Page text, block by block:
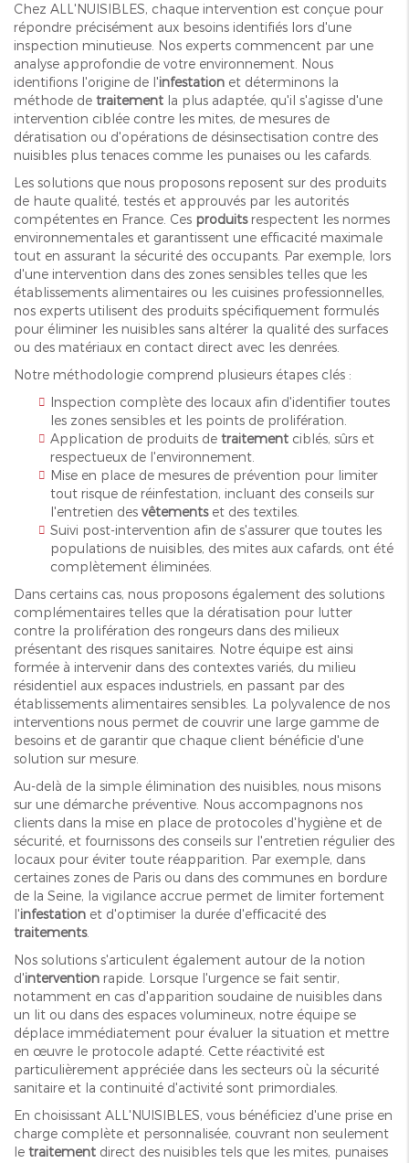
Chez ALL'NUISIBLES, chaque intervention est conçue pour
répondre précisément aux besoins identifiés lors d'une
inspection minutieuse. Nos experts commencent par une
analyse approfondie de votre environnement. Nous
identifions l'origine de l'infestation et déterminons la
méthode de traitement la plus adaptée, qu'il s'agisse d'une
intervention ciblée contre les mites, de mesures de
dératisation ou d'opérations de désinsectisation contre des
nuisibles plus tenaces comme les punaises ou les cafards.
Les solutions que nous proposons reposent sur des produits
de haute qualité, testés et approuvés par les autorités
compétentes en France. Ces produitsrespectent les normes
environnementales et garantissent une efficacité maximale
tout en assurant la sécurité des occupants. Par exemple, lors
d'une intervention dans des zones sensibles telles que les
établissements alimentaires ou les cuisines professionnelles,
nos experts utilisent des produits spécifiquement formulés
pour éliminer les nuisibles sans altérer la qualité des surfaces
ou des matériaux en contact direct avec les denrées.
Notre méthodologie comprend plusieurs étapes clés :
Inspection complète des locaux afin d'identifier toutes
les zones sensibles et les points de prolifération.
Application de produits de traitement ciblés, sûrs et
respectueux de l'environnement.
Mise en place de mesures de prévention pour limiter
tout risque de réinfestation, incluant des conseils sur
l'entretien des vêtementset des textiles.
Suivi post-intervention afin de s'assurer que toutes les
populations de nuisibles, des mites aux cafards, ont été
complètement éliminées.
Dans certains cas, nous proposons également des solutions
complémentaires telles que la dératisation pour lutter
contre la prolifération des rongeurs dans des milieux
présentant des risques sanitaires. Notre équipe est ainsi
formée à intervenir dans des contextes variés, du milieu
résidentiel aux espaces industriels, en passant par des
établissements alimentaires sensibles. La polyvalence de nos
interventions nous permet de couvrir une large gamme de
besoins et de garantir que chaque client bénéficie d'une
solution sur mesure.
Au-delà de la simple élimination des nuisibles, nous misons
sur une démarche préventive. Nous accompagnons nos
clients dans la mise en place de protocoles d'hygiène et de
sécurité, et fournissons des conseils sur l'entretien régulier des
locaux pour éviter toute réapparition. Par exemple, dans
certaines zones de Paris ou dans des communes en bordure
de la Seine, la vigilance accrue permet de limiter fortement
l'infestation et d'optimiser la durée d'efficacité des
traitements.
Nos solutions s'articulent également autour de la notion
d'intervention rapide. Lorsque l'urgence se fait sentir,
notamment en cas d'apparition soudaine de nuisibles dans
un lit ou dans des espaces volumineux, notre équipe se
déplace immédiatement pour évaluer la situation et mettre
en œuvre le protocole adapté. Cette réactivité est
particulièrement appréciée dans les secteurs où la sécurité
sanitaire et la continuité d'activité sont primordiales.
En choisissant ALL'NUISIBLES, vous bénéficiez d'une prise en
charge complète et personnalisée, couvrant non seulement
le traitement direct des nuisibles tels que les mites, punaises